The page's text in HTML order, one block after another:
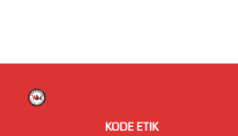
KODE ETIK